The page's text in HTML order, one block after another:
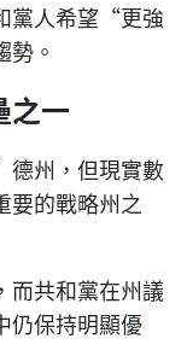
黨人希望“更強
。
之一
州，但現實數
要的戰略州之
而共和黨在州議
仍保持明顯優